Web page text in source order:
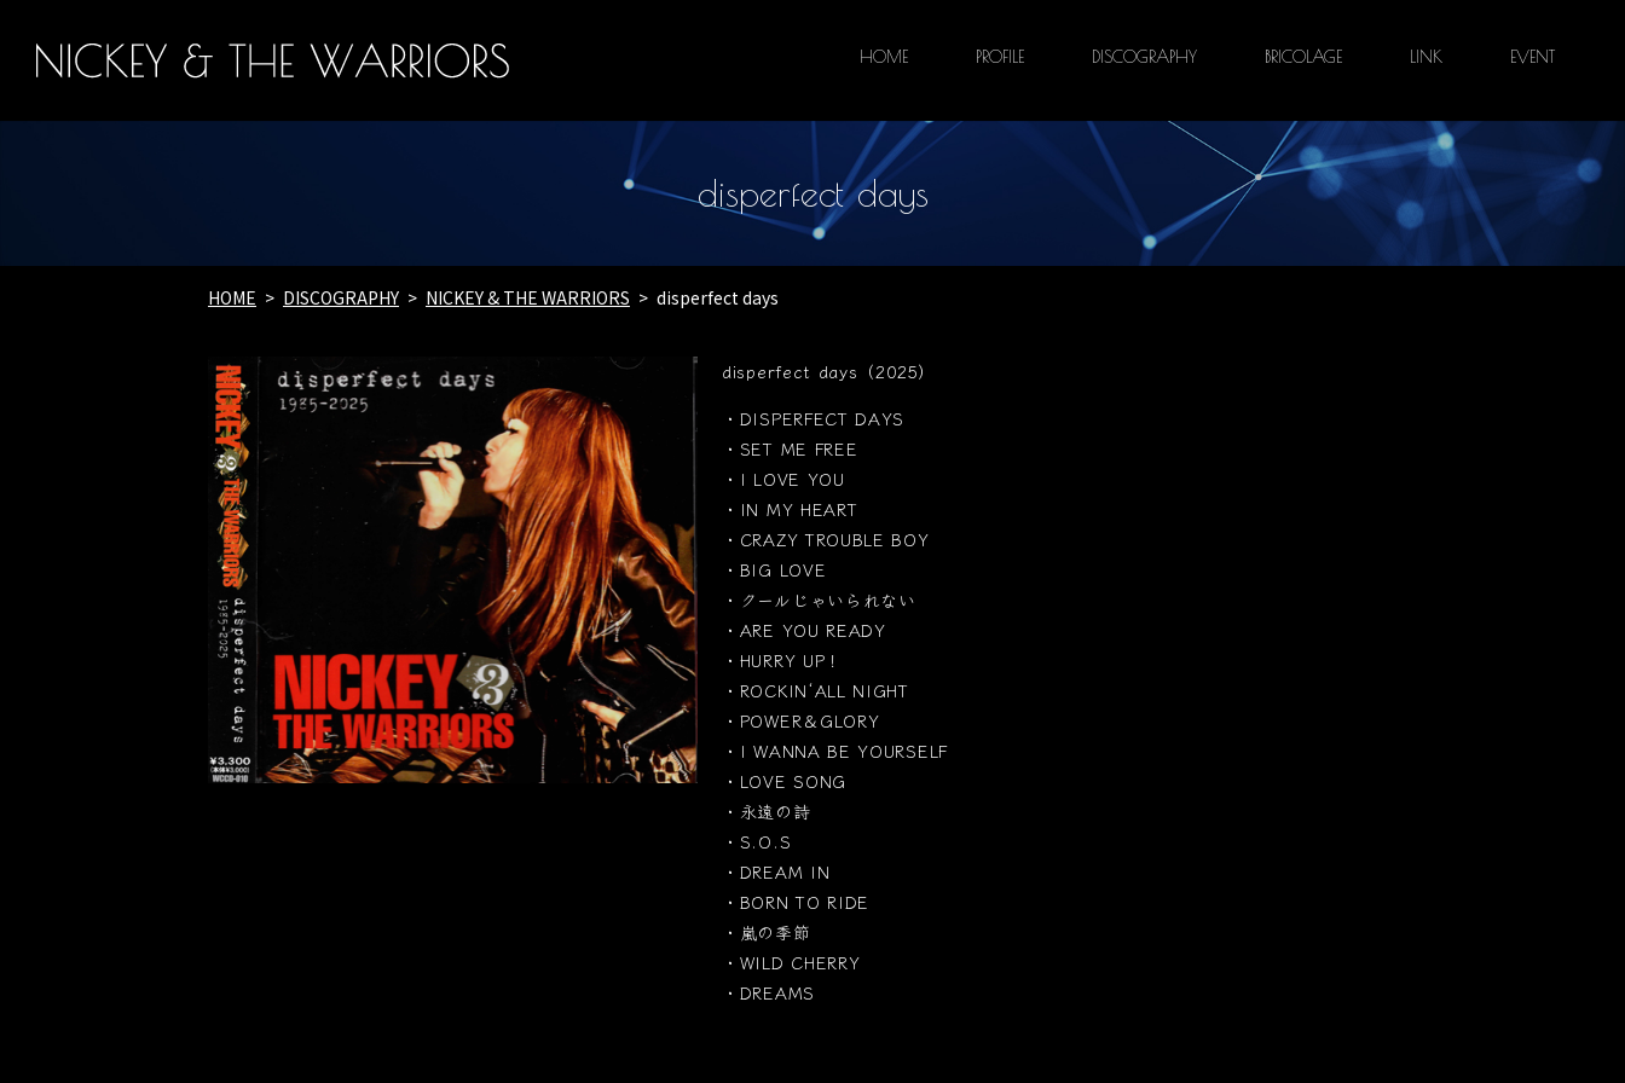
HOME PROFILE DISCOGRAPHY BRICOLAGE LINK EVENT
disperfect days
HOME DISCOGRAPHY NICKEY & THE WARRIORS disperfect days
disperfect days（2025）
・DISPERFECT DAYS
・SET ME FREE
・I LOVE YOU
・IN MY HEART
・CRAZY TROUBLE BOY
・BIG LOVE
・クールじゃいられない
・ARE YOU READY
・HURRY UP！
・ROCKIN‘ALL NIGHT
・POWER＆GLORY
・I WANNA BE YOURSELF
・LOVE SONG
・永遠の詩
・S.O.S
・DREAM IN
・BORN TO RIDE
・嵐の季節
・WILD CHERRY
・DREAMS